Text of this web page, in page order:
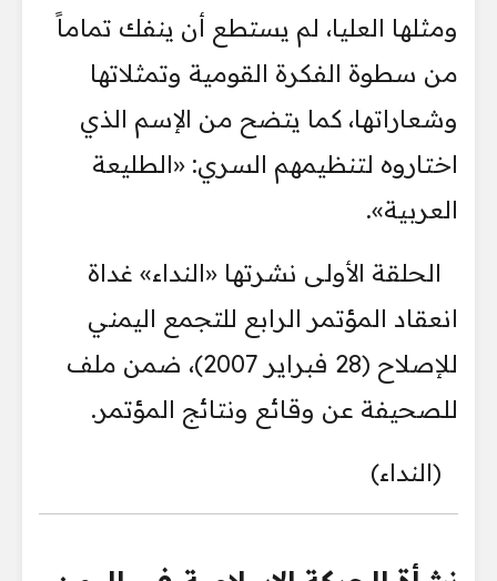
ومثلها العليا، لم يستطع أن ينفك تماماً
من سطوة الفكرة القومية وتمثلاتها
وشعاراتها، كما يتضح من الإسم الذي
اختاروه لتنظيمهم السري: «الطليعة
العربية».
الحلقة الأولى نشرتها «النداء» غداة
انعقاد المؤتمر الرابع للتجمع اليمني
للإصلاح (28 فبراير 2007)، ضمن ملف
للصحيفة عن وقائع ونتائج المؤتمر.
(النداء)